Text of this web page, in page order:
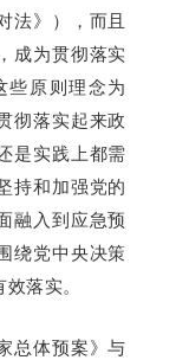
法》），而且
成为贯彻落实
些原则理念为
彻落实起来政
是实践上都需
持和加强党的
融入到应急预
绕党中央决策
落实。
总体预案》与